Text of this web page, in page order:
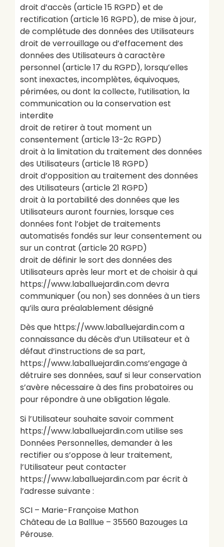
droit d’accès (article 15 RGPD) et de
rectification (article 16 RGPD), de mise à jour,
de complétude des données des Utilisateurs
droit de verrouillage ou d’effacement des
données des Utilisateurs à caractère
personnel (article 17 du RGPD), lorsqu’elles
sont inexactes, incomplètes, équivoques,
périmées, ou dont la collecte, l’utilisation, la
communication ou la conservation est
interdite
droit de retirer à tout moment un
consentement (article 13-2c RGPD)
droit à la limitation du traitement des données
des Utilisateurs (article 18 RGPD)
droit d’opposition au traitement des données
des Utilisateurs (article 21 RGPD)
droit à la portabilité des données que les
Utilisateurs auront fournies, lorsque ces
données font l’objet de traitements
automatisés fondés sur leur consentement ou
sur un contrat (article 20 RGPD)
droit de définir le sort des données des
Utilisateurs après leur mort et de choisir à qui
https://www.laballuejardin.com devra
communiquer (ou non) ses données à un tiers
qu’ils aura préalablement désigné
Dès que https://www.laballuejardin.com a
connaissance du décès d’un Utilisateur et à
défaut d’instructions de sa part,
https://www.laballuejardin.coms’engage à
détruire ses données, sauf si leur conservation
s’avère nécessaire à des fins probatoires ou
pour répondre à une obligation légale.
Si l’Utilisateur souhaite savoir comment
https://www.laballuejardin.com utilise ses
Données Personnelles, demander à les
rectifier ou s’oppose à leur traitement,
l’Utilisateur peut contacter
https://www.laballuejardin.com par écrit à
l’adresse suivante :
SCI – Marie-Françoise Mathon
Château de La Balllue – 35560 Bazouges La
Pérouse.